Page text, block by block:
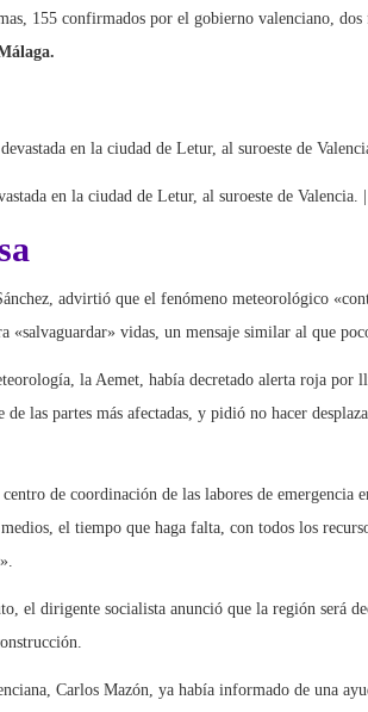
155 confirmados por el gobierno valenciano,
en la ciudad de Letur, al suroeste de Valencia.
advirtió que el fenómeno meteorológico
«salvaguardar» vidas, un mensaje similar al que
la Aemet, había decretado alerta roja por
de las partes más afectadas, y pidió no hacer
de coordinación de las labores de emergencia
el tiempo que haga falta, con todos los
el dirigente socialista anunció que la región será
Carlos Mazón, ya había informado de una